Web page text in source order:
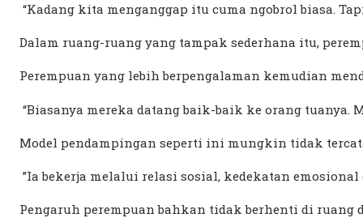
“Kadang kita menganggap itu cuma ngobrol biasa.
Dalam ruang-ruang yang tampak sederhana itu,
Perempuan yang lebih berpengalaman kemudian
“Biasanya mereka datang baik-baik ke orang
Model pendampingan seperti ini mungkin tidak
”Ia bekerja melalui relasi sosial, kedekatan
Pengaruh perempuan bahkan tidak berhenti di